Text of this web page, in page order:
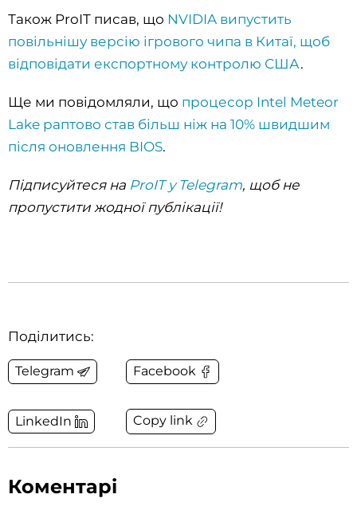
Також ProIT писав, що NVIDIA випустить
повільнішу версію ігрового чипа в Китаї, щоб
відповідати експортному контролю США.
Ще ми повідомляли, що процесор Intel Meteor
Lake раптово став більш ніж на 10% швидшим
після оновлення BIOS.
Підписуйтеся на ProIT у Telegram, щоб не
пропустити жодної публікації!
Поділитись:
Telegram Facebook
LinkedIn Copy link
Коментарі